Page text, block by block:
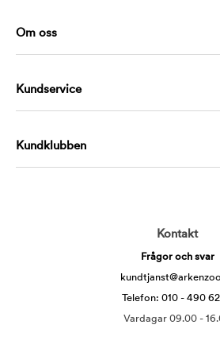
Om oss
Kundservice
Kundklubben
Kontakt
Frågor och svar
Telefon: 010 - 490
Vardagar 09.00 -